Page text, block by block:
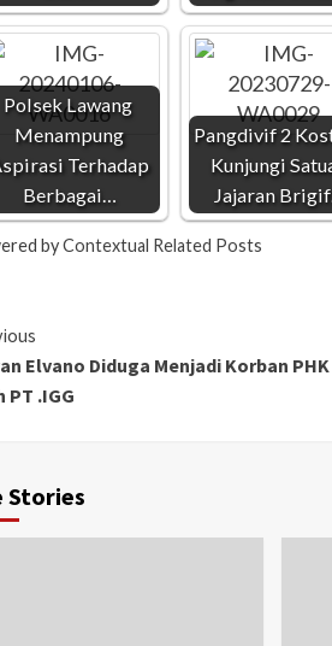
Polsek Lawang
Menampung
Terhadap
Berbagai…
Pangdivif 2
Kunjungi
Jajaran
byContextual Related Posts
Elvano Diduga Menjadi Korban
PT .IGG
Stories